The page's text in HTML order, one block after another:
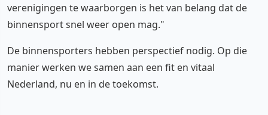
verenigingen te waarborgen is het van belang dat de
binnensport snel weer open mag."
De binnensporters hebben perspectief nodig. Op die
manier werken we samen aan een fit en vitaal
Nederland, nu en in de toekomst.